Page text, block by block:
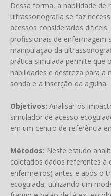
Dessa forma, a habilidade de
ultrassonografia se faz
acessos considerados
profissionais de enfermagem
manipulação da
prática simulada permite que
habilidades e destreza para a
sonda e a inserção da agulha.
Objetivos: Analisar os
simulador de acesso
em um centro de referência
Métodos: Neste estudo
coletados dados referentes à
enfermeiros) antes e após o
ecoguiada, utilizando um